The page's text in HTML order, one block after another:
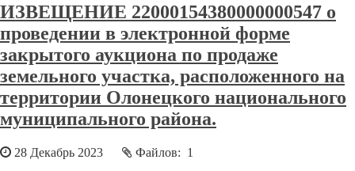
ИЗВЕЩЕНИЕ 22000154380000000547 о
проведении в электронной форме
закрытого аукциона по продаже
земельного участка, расположенного на
территории Олонецкого национального
муниципального района.
28 Декабрь 2023
Файлов: 1